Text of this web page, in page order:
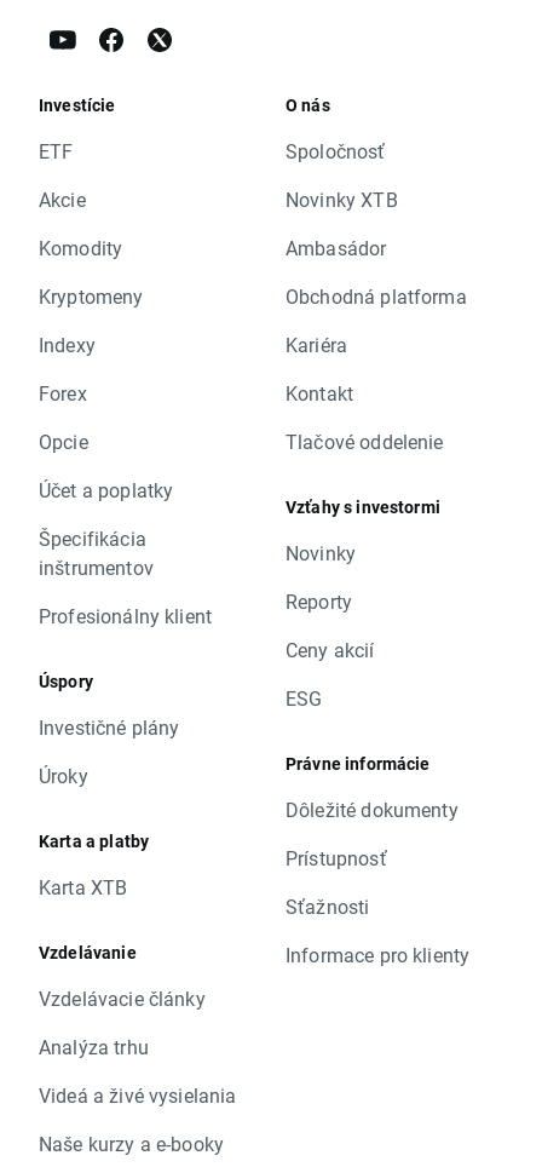
Investície
ETF
Akcie
Komodity
Kryptomeny
Indexy
Forex
Opcie
Účet a poplatky
Špecifikácia
inštrumentov
Profesionálny klient
Úspory
Investičné plány
Úroky
Karta a platby
Karta XTB
Vzdelávanie
Vzdelávacie články
Analýza trhu
Videá a živé vysielania
Naše kurzy a e-booky
O nás
Spoločnosť
Novinky XTB
Ambasádor
Obchodná platforma
Kariéra
Kontakt
Tlačové oddelenie
Vzťahy s investormi
Novinky
Reporty
Ceny akcií
ESG
Právne informácie
Dôležité dokumenty
Prístupnosť
Sťažnosti
Informace pro klienty